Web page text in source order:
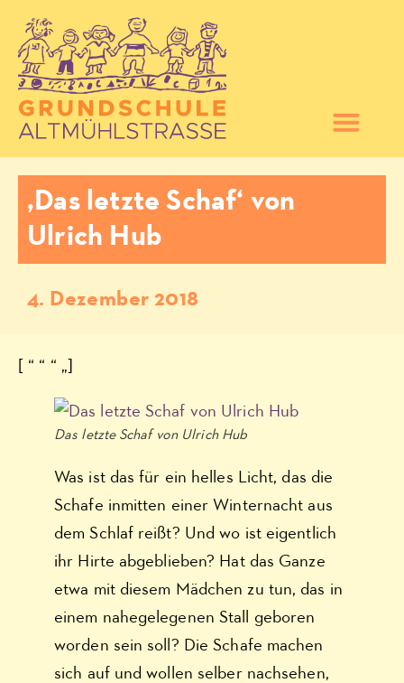
‚Das letzte Schaf‘ von
Ulrich Hub
4. Dezember 2018
[ “ “ “ „]
Das letzte Schaf von Ulrich Hub
Was ist das für ein helles Licht, das die
Schafe inmitten einer Winternacht aus
dem Schlaf reißt? Und wo ist eigentlich
ihr Hirte abgeblieben? Hat das Ganze
etwa mit diesem Mädchen zu tun, das in
einem nahegelegenen Stall geboren
worden sein soll? Die Schafe machen
sich auf und wollen selber nachsehen,